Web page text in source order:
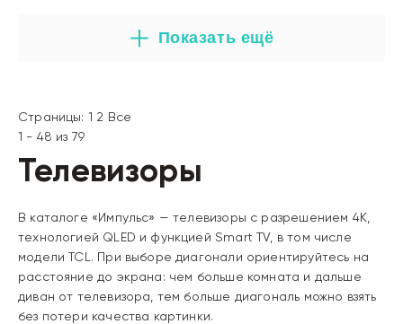
Показать ещё
Страницы: 1 2 Все
1 - 48 из 79
Телевизоры
В каталоге «Импульс» — телевизоры с разрешением 4K,
технологией QLED и функцией Smart TV, в том числе
модели TCL. При выборе диагонали ориентируйтесь на
расстояние до экрана: чем больше комната и дальше
диван от телевизора, тем больше диагональ можно взять
без потери качества картинки.